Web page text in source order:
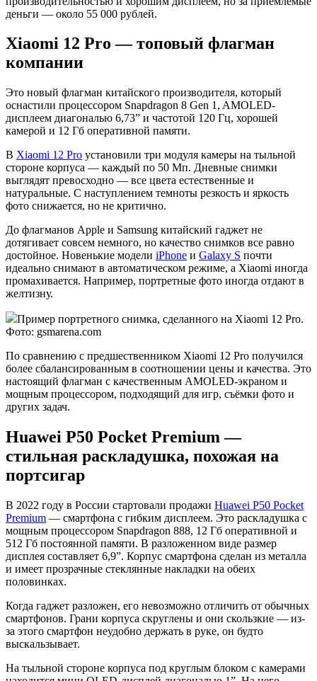
деньги — около 55 000 рублей.
Xiaomi 12 Pro — топовый флагман
компании
Это новый флагман китайского производителя, который
оснастили процессором Snapdragon 8 Gen 1, AMOLED-
дисплеем диагональю 6,73” и частотой 120 Гц, хорошей
камерой и 12 Гб оперативной памяти.
В Xiaomi 12 Pro установили три модуля камеры на тыльной
стороне корпуса — каждый по 50 Мп. Дневные снимки
выглядят превосходно — все цвета естественные и
натуральные. С наступлением темноты резкость и яркость
фото снижается, но не критично.
До флагманов Apple и Samsung китайский гаджет не
дотягивает совсем немного, но качество снимков все равно
достойное. Новенькие модели iPhone и Galaxy S почти
идеально снимают в автоматическом режиме, а Xiaomi иногда
промахивается. Например, портретные фото иногда отдают в
желтизну.
Пример портретного снимка, сделанного на Xiaomi 12 Pro.
Фото: gsmarena.com
По сравнению с предшественником Xiaomi 12 Pro получился
более сбалансированным в соотношении цены и качества. Это
настоящий флагман с качественным AMOLED-экраном и
мощным процессором, подходящий для игр, съёмки фото и
других задач.
Huawei P50 Pocket Premium —
стильная раскладушка, похожая на
портсигар
В 2022 году в России стартовали продажи Huawei P50 Pocket
Premium — смартфона с гибким дисплеем. Это раскладушка с
мощным процессором Snapdragon 888, 12 Гб оперативной и
512 Гб постоянной памяти. В разложенном виде размер
дисплея составляет 6,9”. Корпус смартфона сделан из металла
и имеет прозрачные стеклянные накладки на обеих
половинках.
Когда гаджет разложен, его невозможно отличить от обычных
смартфонов. Грани корпуса скруглены и они скользкие — из-
за этого смартфон неудобно держать в руке, он будто
выскальзывает.
На тыльной стороне корпуса под круглым блоком с камерами